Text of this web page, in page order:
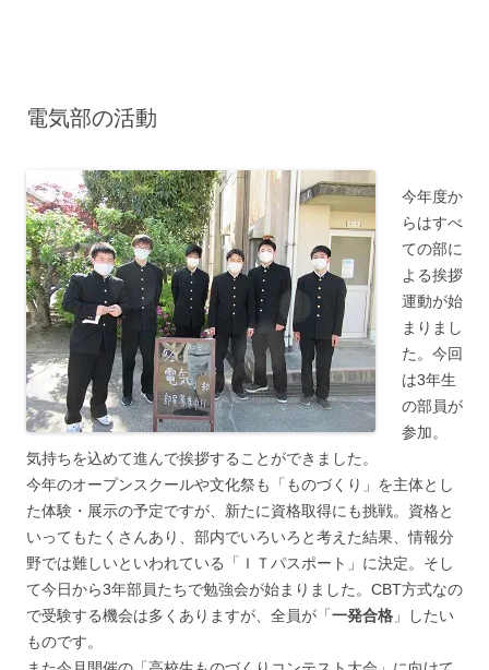
キ
ッ
電気部の活動
今年度か
らはすべ
ての部に
よる挨拶
運動が始
まりまし
た。今回
は3年生
の部員が
参加。
気持ちを込めて進んで挨拶することができました。
今年のオープンスクールや文化祭も「ものづくり」を主体とし
た体験・展示の予定ですが、新たに資格取得にも挑戦。資格と
いってもたくさんあり、部内でいろいろと考えた結果、情報分
野では難しいといわれている「ＩＴパスポート」に決定。そし
て今日から3年部員たちで勉強会が始まりました。CBT方式なの
で受験する機会は多くありますが、全員が「一発合格 」したい
ものです。